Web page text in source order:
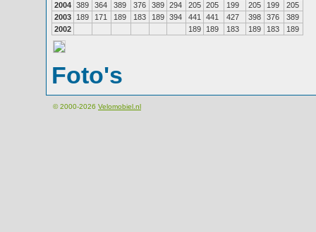
2004 389 364 389 376 389 294 205 205 199 205 199
205
2003
189 171 189 183 189 394 441 441 427 398 376
389
2002
189 189 183 189 183 189
Foto's
© 2000-2026 Velomobiel.nl